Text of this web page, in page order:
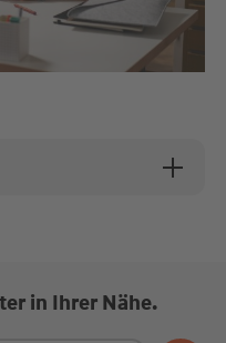
in Ihrer Nähe.